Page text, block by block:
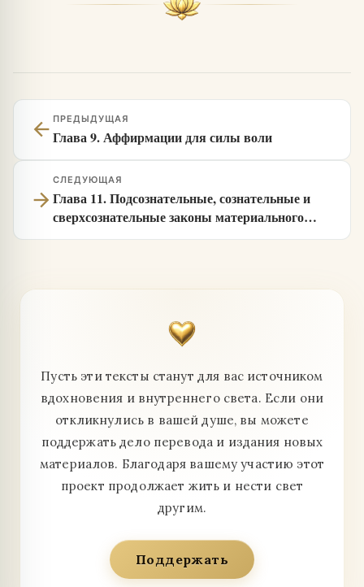
arrow_back ПРЕДЫДУЩАЯ
Глава 9. Аффирмации для силы воли
arrow_forward
СЛЕДУЮЩАЯ
Глава 11. Подсознательные, сознательные и
сверхсознательные законы материального
успеха
Пусть эти тексты станут для вас источником
вдохновения и внутреннего света. Если они
откликнулись в вашей душе, вы можете
поддержать дело перевода и издания новых
материалов. Благодаря вашему участию этот
проект продолжает жить и нести свет
другим.
Поддержать